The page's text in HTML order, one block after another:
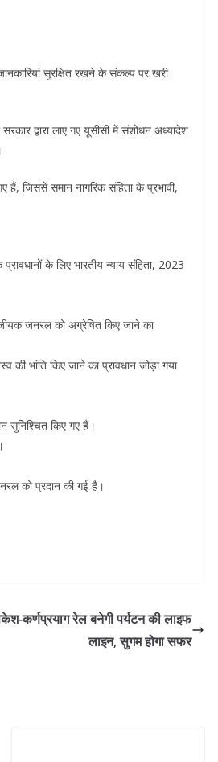
सुरक्षित रखने के संकल्प पर खरी
द्वारा लाए गए यूसीसी में संशोधन अध्यादेश
हैं, जिससे समान नागरिक संहिता के प्रभावी,
के लिए भारतीय न्याय संहिता, 2023
जनरल को अग्रेषित किए जाने का
भांति किए जाने का प्रावधान जोड़ा गया
सुनिश्चित किए गए हैं।
को प्रदान की गई है।
कर्णप्रयाग रेल बनेगी पर्यटन की लाइफ
लाइन, सुगम होगा सफर